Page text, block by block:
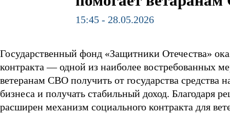
15:45 - 28.05.2026
Государственный фонд «Защитники Отечества»
контракта — одной из наиболее востребованных
ветеранам СВО получить от государства средства
бизнеса и получать стабильный доход.
расширен механизм социального контракта для